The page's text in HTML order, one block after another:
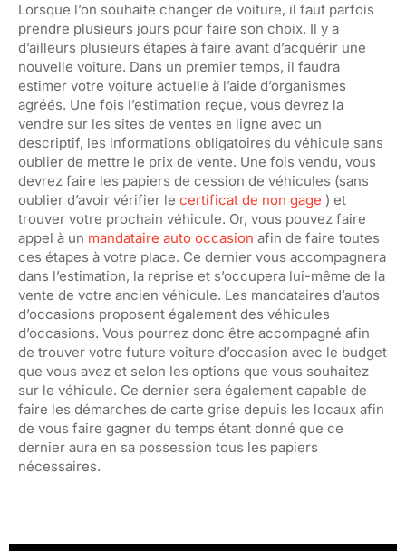
Lorsque l’on souhaite changer de voiture, il faut parfois
prendre plusieurs jours pour faire son choix. Il y a
d’ailleurs plusieurs étapes à faire avant d’acquérir une
nouvelle voiture. Dans un premier temps, il faudra
estimer votre voiture actuelle à l’aide d’organismes
agréés. Une fois l’estimation reçue, vous devrez la
vendre sur les sites de ventes en ligne avec un
descriptif, les informations obligatoires du véhicule sans
oublier de mettre le prix de vente. Une fois vendu, vous
devrez faire les papiers de cession de véhicules (sans
oublier d’avoir vérifier le certificat de non gage ) et
trouver votre prochain véhicule. Or, vous pouvez faire
appel à un mandataire auto occasion afin de faire toutes
ces étapes à votre place. Ce dernier vous accompagnera
dans l’estimation, la reprise et s’occupera lui-même de la
vente de votre ancien véhicule. Les mandataires d’autos
d’occasions proposent également des véhicules
d’occasions. Vous pourrez donc être accompagné afin
de trouver votre future voiture d’occasion avec le budget
que vous avez et selon les options que vous souhaitez
sur le véhicule. Ce dernier sera également capable de
faire les démarches de carte grise depuis les locaux afin
de vous faire gagner du temps étant donné que ce
dernier aura en sa possession tous les papiers
nécessaires.